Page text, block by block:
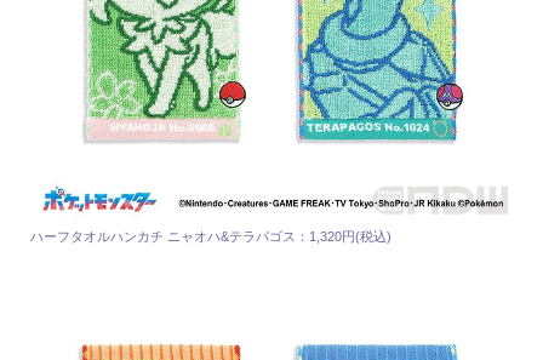
ハーフタオルハンカチ ニャオハ&テラパゴス：1,320円(税込)